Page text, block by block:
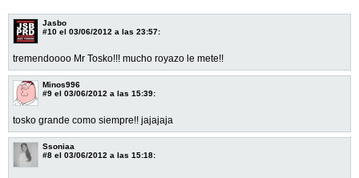
Jasbo
#10 el 03/06/2012 a las 23:57:
tremendoooo Mr Tosko!!! mucho royazo le mete!!
Minos996
#9 el 03/06/2012 a las 15:39:
tosko grande como siempre!! jajajaja
Ssoniaa
#8 el 03/06/2012 a las 15:18: